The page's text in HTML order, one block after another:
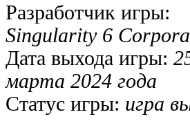
Разработчик игры:
Singularity 6
Дата выхода игры:
марта 2024 года
Статус игры: игра